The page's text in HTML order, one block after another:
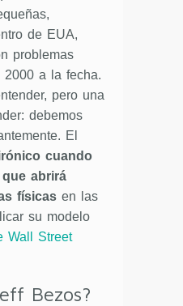
de EUA,
problemas
2000 a la fecha.
pero una
debemos
El
cuando
abrirá
físicas en las
su modelo
Wall Street
Bezos?